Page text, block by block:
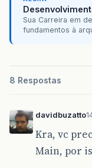
Sua Carreira em
fundamentos à
8 Respostas
davidbuzatto
Kra, vc
Main, por